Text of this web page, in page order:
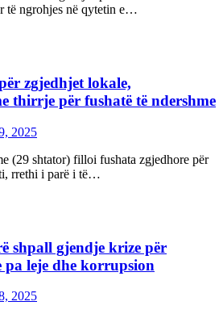
të ngrohjes në qytetin e…
zgjedhjet lokale,
thirrje për fushatë të ndershme
2025
(29 shtator) filloi fushata zgjedhore për
rrethi i parë i të…
shpall gjendje krize për
leje dhe korrupsion
2025